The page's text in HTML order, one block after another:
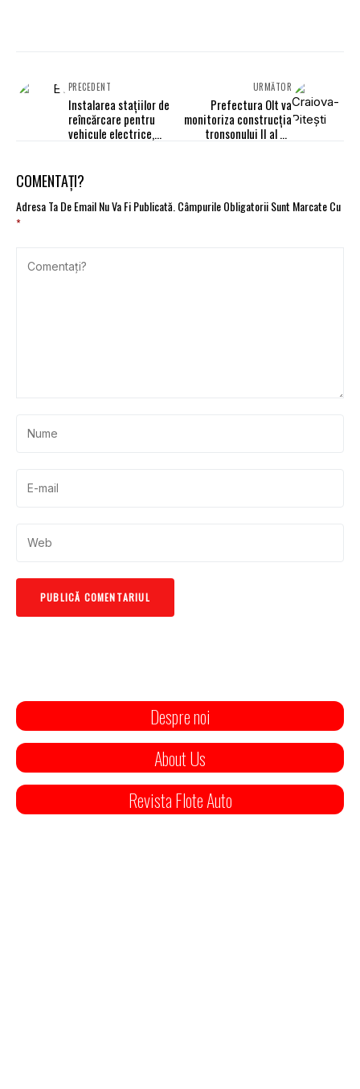
PRECEDENT
Instalarea staţiilor de
reîncărcare pentru
vehicule electrice,
URMĂTOR
Prefectura Olt va
monitoriza construcţia
tronsonului II al DX
COMENTAȚI?
Adresa Ta De Email Nu Va Fi Publicată. Câmpurile Obligatorii Sunt Marcate Cu
*
Despre noi
About Us
Revista Flote Auto